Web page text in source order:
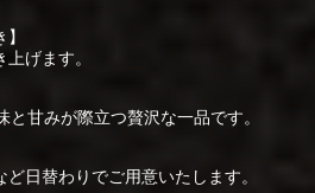
げます。
と甘みが際立つ贅沢な一品です。
日替わりでご用意いたします。